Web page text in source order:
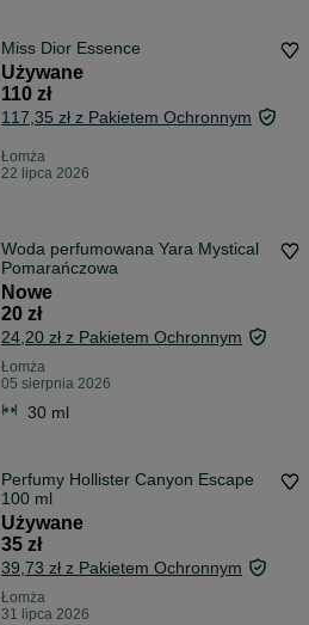
Miss Dior Essence
Używane
110 zł
117,35 zł z Pakietem Ochronnym
Łomża
22 lipca 2026
Woda perfumowana Yara Mystical
Pomarańczowa
Nowe
20 zł
24,20 zł z Pakietem Ochronnym
Łomża
05 sierpnia 2026
30 ml
Perfumy Hollister Canyon Escape
100 ml
Używane
35 zł
39,73 zł z Pakietem Ochronnym
Łomża
31 lipca 2026